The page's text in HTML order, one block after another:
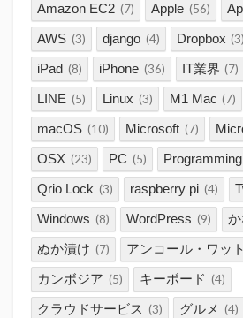
Amazon EC2 (7) Apple (56)
AWS (3) django (4) Dropbox (3)
iPad (8) iPhone (36) IT業界 (7)
LINE (5) Linux (3) M1 Mac (7)
macOS (10) Microsoft (7)
OSX (23) PC (5) Programming
Qrio Lock (3) raspberry pi (4)
Windows (8) WordPress (9)
ぬか漬け (7) アンコール・ワット
カンボジア (5) キーボード (4)
クラウドサービス (3) グルメ (4)